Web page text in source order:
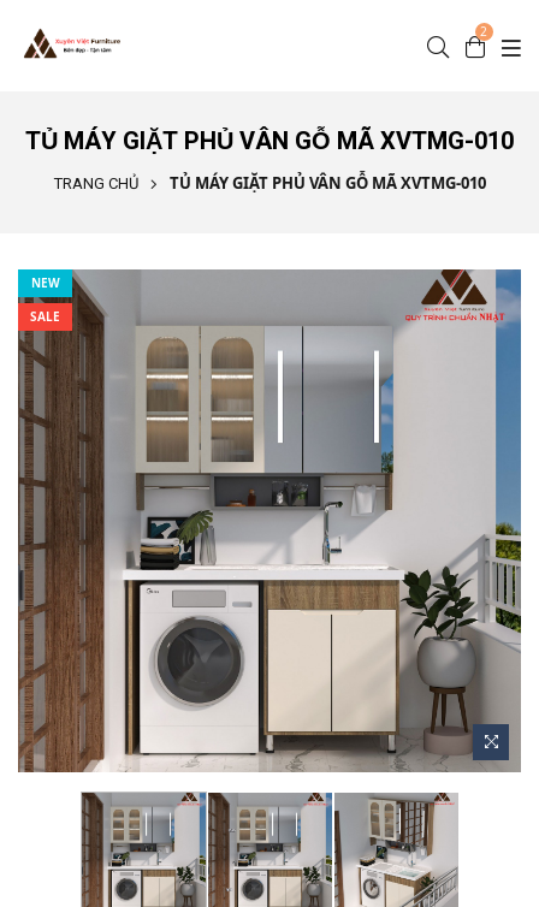
2
TỦ MÁY GIẶT PHỦ VÂN GỖ MÃ XVTMG-010
TRANG CHỦ TỦ MÁY GIẶT PHỦ VÂN GỖ MÃ XVTMG-010
NEW
SALE